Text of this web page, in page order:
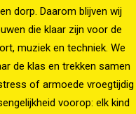
dorp. Daarom blijven wij
die klaar zijn voor de
muziek en techniek. We
de klas en trekken samen
of armoede vroegtijdig
voorop: elk kind